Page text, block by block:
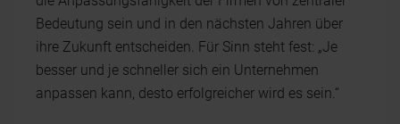
Bedeutung sein und in den nächsten Jahren über
ihre Zukunft entscheiden. Für Sinn steht fest: „Je
besser und je schneller sich ein Unternehmen
anpassen kann, desto erfolgreicher wird es sein.“